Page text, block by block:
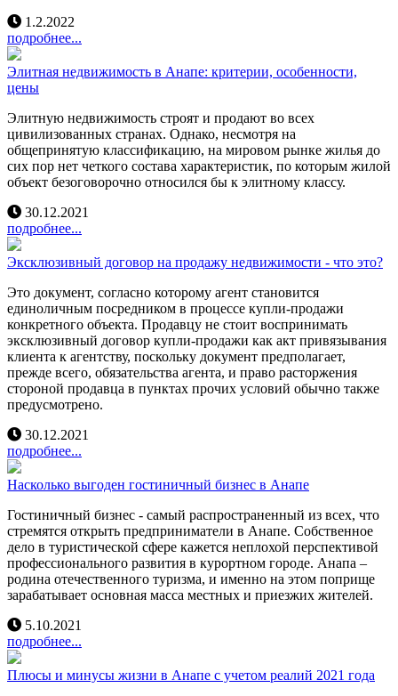
1.2.2022
подробнее...
Элитная недвижимость в Анапе: критерии, особенности,
цены
Элитную недвижимость строят и продают во всех
цивилизованных странах. Однако, несмотря на
общепринятую классификацию, на мировом рынке жилья до
сих пор нет четкого состава характеристик, по которым жилой
объект безоговорочно относился бы к элитному классу.
30.12.2021
подробнее...
Эксклюзивный договор на продажу недвижимости - что это?
Это документ, согласно которому агент становится
единоличным посредником в процессе купли-продажи
конкретного объекта. Продавцу не стоит воспринимать
эксклюзивный договор купли-продажи как акт привязывания
клиента к агентству, поскольку документ предполагает,
прежде всего, обязательства агента, и право расторжения
стороной продавца в пунктах прочих условий обычно также
предусмотрено.
30.12.2021
подробнее...
Насколько выгоден гостиничный бизнес в Анапе
Гостиничный бизнес - самый распространенный из всех, что
стремятся открыть предприниматели в Анапе. Собственное
дело в туристической сфере кажется неплохой перспективой
профессионального развития в курортном городе. Анапа –
родина отечественного туризма, и именно на этом поприще
зарабатывает основная масса местных и приезжих жителей.
5.10.2021
подробнее...
Плюсы и минусы жизни в Анапе с учетом реалий 2021 года